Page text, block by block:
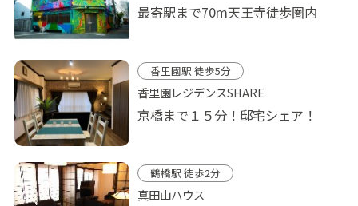
最寄駅まで70m天王寺徒歩圏内
香里園駅 徒歩5分
香里園レジデンスSHARE
京橋まで１５分！邸宅シェア！
鶴橋駅 徒歩2分
真田山ハウス